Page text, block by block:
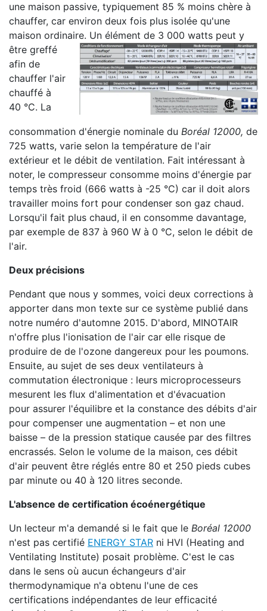
une maison passive, typiquement 85 % moins chère à
chauffer, car environ deux fois plus isolée qu'une
maison ordinaire. Un élément de 3 000 watts peut y
être greffé
afin de
chauffer l'air
chauffé à
40 °C. La
consommation d'énergie nominale du Boréal 12000, de
725 watts, varie selon la température de l'air
extérieur et le débit de ventilation. Fait intéressant à
noter, le compresseur consomme moins d'énergie par
temps très froid (666 watts à -25 °C) car il doit alors
travailler moins fort pour condenser son gaz chaud.
Lorsqu'il fait plus chaud, il en consomme davantage,
par exemple de 837 à 960 W à 0 °C, selon le débit de
l'air.
Deux précisions
Pendant que nous y sommes, voici deux corrections à
apporter dans mon texte sur ce système publié dans
notre numéro d'automne 2015. D'abord, MINOTAIR
n'offre plus l'ionisation de l'air car elle risque de
produire de de l'ozone dangereux pour les poumons.
Ensuite, au sujet de ses deux ventilateurs à
commutation électronique : leurs microprocesseurs
mesurent les flux d'alimentation et d'évacuation
pour assurer l'équilibre et la constance des débits d'air
pour compenser une augmentation – et non une
baisse – de la pression statique causée par des filtres
encrassés. Selon le volume de la maison, ces débit
d'air peuvent être réglés entre 80 et 250 pieds cubes
par minute ou 40 à 120 litres seconde.
L'absence de certification écoénergétique
Un lecteur m'a demandé si le fait que le Boréal 12000
n'est pas certifié ENERGY STAR ni HVI (Heating and
Ventilating Institute) posait problème. C'est le cas
dans le sens où aucun échangeurs d'air
thermodynamique n'a obtenu l'une de ces
certifications indépendantes de leur efficacité